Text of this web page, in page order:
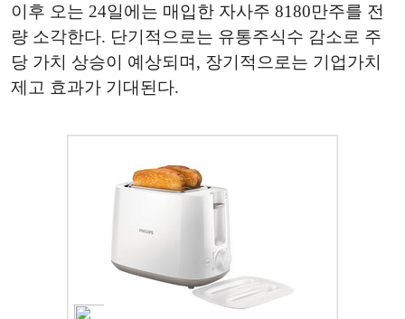
이후 오는 24일에는 매입한 자사주 8180만주를 전
량 소각한다. 단기적으로는 유통주식수 감소로 주
당 가치 상승이 예상되며, 장기적으로는 기업가치
제고 효과가 기대된다.